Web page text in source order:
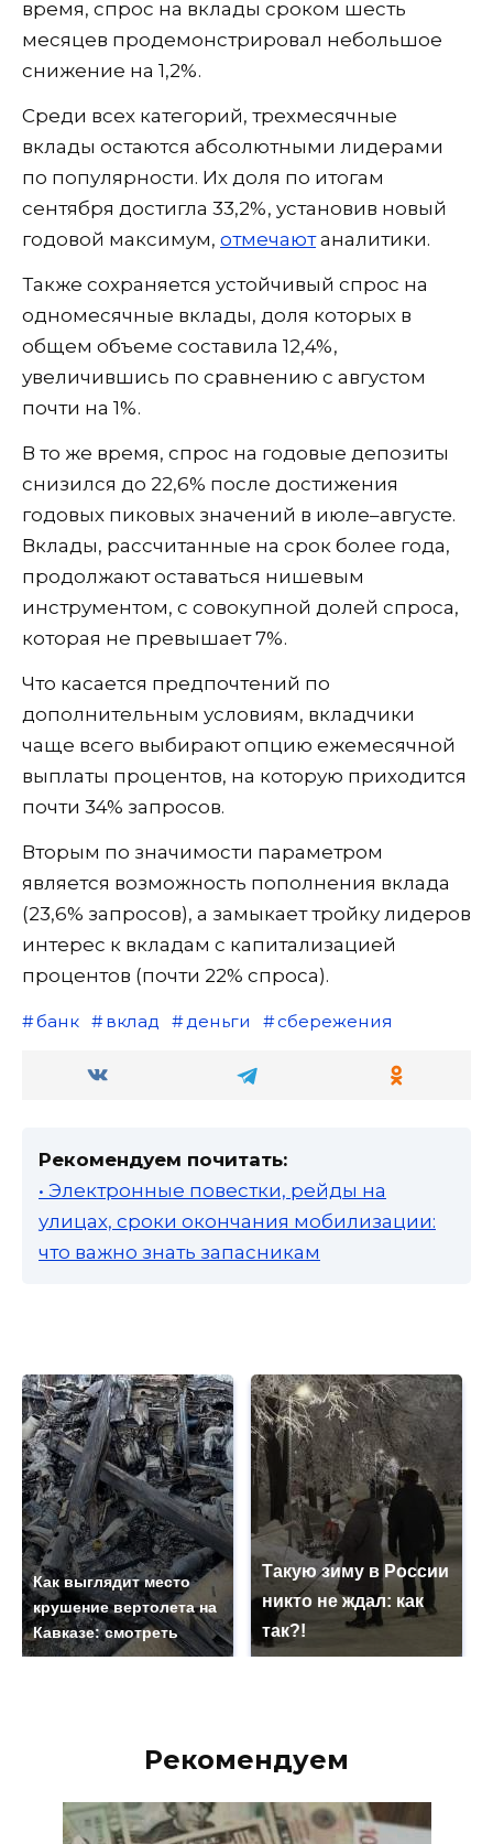
время, спрос на вклады сроком шесть
месяцев продемонстрировал небольшое
снижение на 1,2%.
Среди всех категорий, трехмесячные
вклады остаются абсолютными лидерами
по популярности. Их доля по итогам
сентября достигла 33,2%, установив новый
годовой максимум, отмечаютаналитики.
Также сохраняется устойчивый спрос на
одномесячные вклады, доля которых в
общем объеме составила 12,4%,
увеличившись по сравнению с августом
почти на 1%.
В то же время, спрос на годовые депозиты
снизился до 22,6% после достижения
годовых пиковых значений в июле–августе.
Вклады, рассчитанные на срок более года,
продолжают оставаться нишевым
инструментом, с совокупной долей спроса,
которая не превышает 7%.
Что касается предпочтений по
дополнительным условиям, вкладчики
чаще всего выбирают опцию ежемесячной
выплаты процентов, на которую приходится
почти 34% запросов.
Вторым по значимости параметром
является возможность пополнения вклада
(23,6% запросов), а замыкает тройку лидеров
интерес к вкладам с капитализацией
процентов (почти 22% спроса).
банк вклад деньги сбережения
Рекомендуем почитать:
• Электронные повестки, рейды на
улицах, сроки окончания мобилизации:
что важно знать запасникам
Как выглядит место
крушение вертолета на
Кавказе: смотреть
Такую зиму в России
никто не ждал: как
так?!
Рекомендуем